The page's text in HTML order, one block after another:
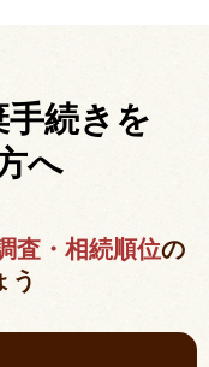
続きを
へ
査・相続順位の
う